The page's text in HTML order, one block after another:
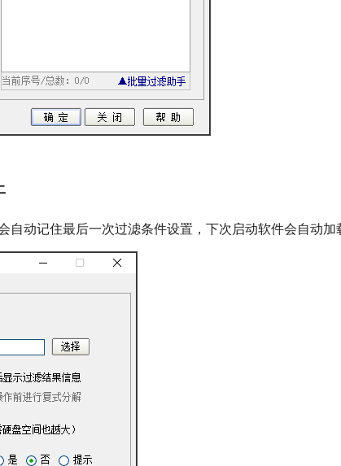
自动记住最后一次过滤条件设置，下次启动软件会自动加